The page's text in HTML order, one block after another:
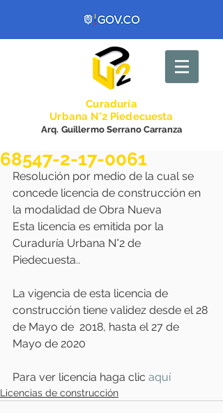
Curaduría
Urbana N°2 Piedecuesta
Arq. Guillermo Serrano Carranza
68547-2-17-0061
Resolución por medio de la cual se
concede licencia de construcción en
la modalidad de Obra Nueva
Esta licencia es emitida por la
Curaduría Urbana N°2 de
Piedecuesta..
La vigencia de esta licencia de
construcción tiene validez desde el 28
de Mayo de  2018, hasta el 27 de
Mayo de 2020
Para ver licencia haga clic aquí
Licencias de construcción